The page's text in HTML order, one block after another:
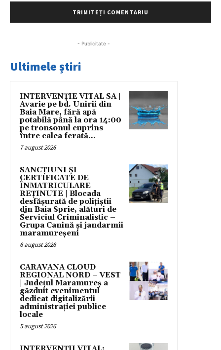
- Publicitate -
Ultimele știri
INTERVENȚIE VITAL SA |
Avarie pe bd. Unirii din
Baia Mare, fără apă
potabilă până la ora 14:00
pe tronsonul cuprins
între calea ferată...
7 august 2026
SANCȚIUNI ȘI
CERTIFICATE DE
ÎNMATRICULARE
REȚINUTE | Blocada
desfășurată de polițiștii
djn Baia Sprie, alături de
Serviciul Criminalistic –
Grupa Canină și jandarmii
maramureșeni
6 august 2026
CARAVANA CLOUD
REGIONAL NORD – VEST
| Județul Maramureș a
găzduit evenimentul
dedicat digitalizării
administrației publice
locale
5 august 2026